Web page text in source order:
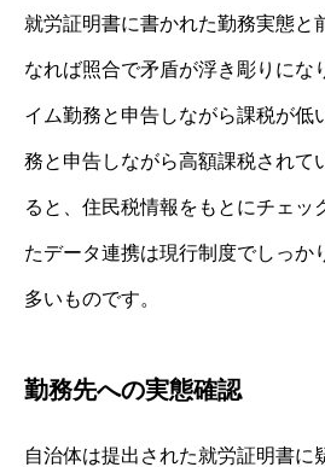
就労証明書に書かれた勤務実態と
なれば照合で矛盾が浮き彫りにな
イム勤務と申告しながら課税が低
務と申告しながら高額課税されて
ると、住民税情報をもとにチェッ
たデータ連携は現行制度でしっか
多いものです。
勤務先への実態確認
自治体は提出された就労証明書に